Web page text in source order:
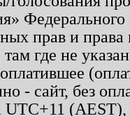
прав и
где не
- сайт, без
UTC+11